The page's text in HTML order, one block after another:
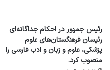
رئیس جمهور در احکام جداگانه‌ای
رئیسان فرهنگستان‌های علوم
پزشکی، علوم و زبان و ادب فارسی را
منصوب کرد.